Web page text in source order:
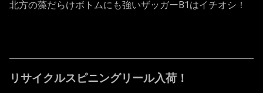
北方の藻だらけボトムにも強いザッガーB1はイチオシ！
リサイクルスピニングリール入荷！